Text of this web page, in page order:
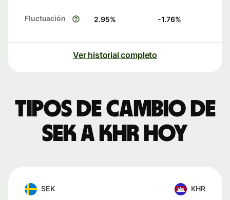
Fluctuación 2.95% -1.76%
Ver historial completo
Tipos de cambio de
SEK a KHR hoy
SEK KHR